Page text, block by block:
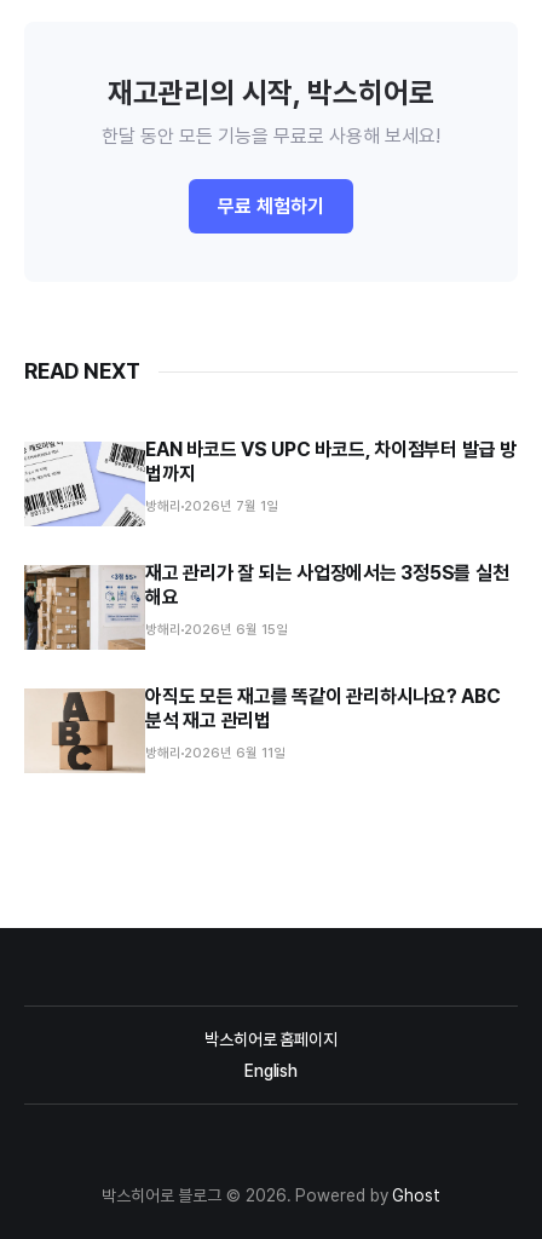
재고관리의 시작, 박스히어로
한달 동안 모든 기능을 무료로 사용해 보세요!
무료 체험하기
READ NEXT
EAN 바코드 VS UPC 바코드, 차이점부터 발급 방
법까지
방해리 2026년 7월 1일
재고 관리가 잘 되는 사업장에서는 3정5S를 실천
해요
방해리 2026년 6월 15일
아직도 모든 재고를 똑같이 관리하시나요? ABC
분석 재고 관리법
방해리 2026년 6월 11일
박스히어로 홈페이지
English
박스히어로 블로그 © 2026. Powered byGhost